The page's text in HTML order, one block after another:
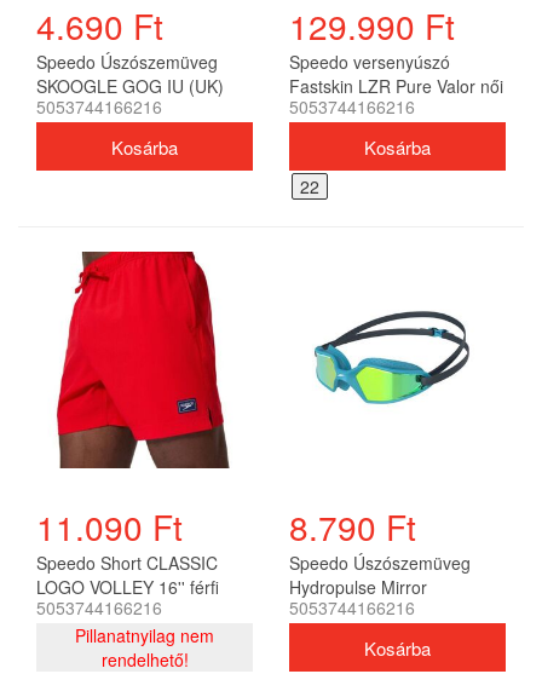
4.690 Ft
Speedo Úszószemüveg
SKOOGLE GOG IU (UK)
bébi
5053744166216
129.990 Ft
Speedo versenyúszó
Fastskin LZR Pure Valor női
5053744166216
22
11.090 Ft
Speedo Short CLASSIC
LOGO VOLLEY 16'' férfi
5053744166216
Pillanatnyilag nem
rendelhető!
8.790 Ft
Speedo Úszószemüveg
Hydropulse Mirror
Junior(UK) gyerek
5053744166216